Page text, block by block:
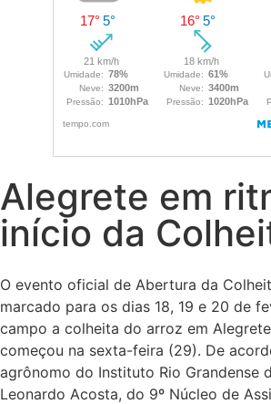
Alegrete em
início da
O evento oficial de Abertura da
marcado para os dias 18, 19 e 20 de
campo a colheita do arroz em
começou na sexta-feira (29). De
agrônomo do Instituto Rio Grandense
Leonardo Acosta, do 9º Núcleo de